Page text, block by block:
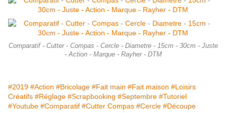
Comparatif - Cutter - Compas - Cercle - Diametre - 15cm - 30cm - Juste
- Action - Marque - Rayher - DTM
#2019 #Action #Bricolage #Fait main #Fait maison #Loisirs
Créatifs #Réglage #Scrapbooking #Septembre #Tutoriel
#Youtube #Comparatif #Cutter Compas #Cercle #Découpe